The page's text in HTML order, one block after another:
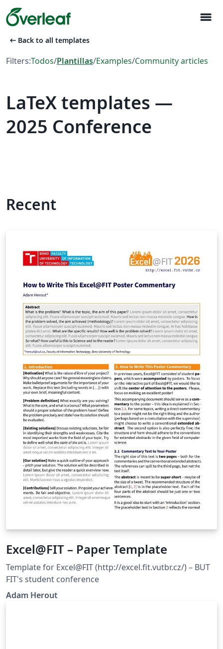
menu
arrow_left_alt Back to all templates
Filters:Todos/Plantillas/Examples/Community articles
LaTeX templates —
2025 Conference
Recent
Excel@FIT – Paper Template
Template for Excel@FIT (http://excel.fit.vutbr.cz/) – BUT
FIT's student conference
Adam Herout